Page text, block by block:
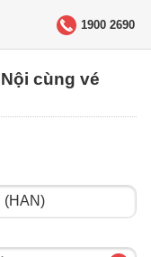
1900 2690
cùng vé